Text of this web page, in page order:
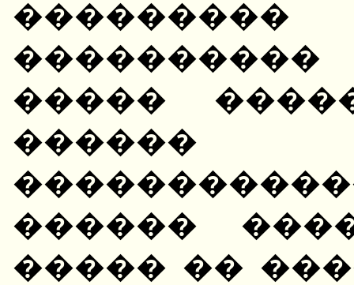
�����
������
������
����� ��